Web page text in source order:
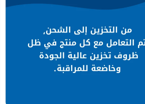
د
فيتامين
هـ
المعادن